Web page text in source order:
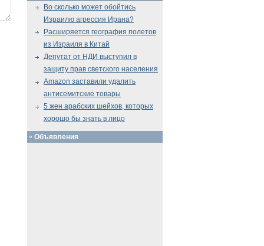
Во сколько может обойтись
Израилю агрессия Ирана?
Расширяется география полетов
из Израиля в Китай
Депутат от НДИ выступил в
защиту прав светского населения
Amazon заставили удалить
антисемитские товары
5 жен арабских шейхов, которых
хорошо бы знать в лицо
Объявления